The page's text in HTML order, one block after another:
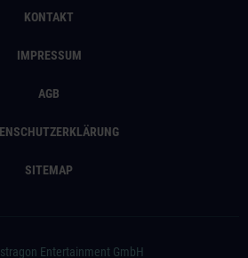
KONTAKT
IMPRESSUM
AGB
SITEMAP
Entertainment GmbH